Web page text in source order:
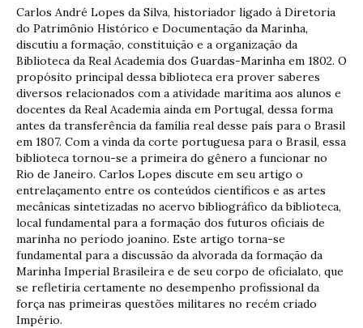
Carlos André Lopes da Silva, historiador ligado à Diretoria
do Patrimônio Histórico e Documentação da Marinha,
discutiu a formação, constituição e a organização da
Biblioteca da Real Academia dos Guardas-Marinha em 1802. O
propósito principal dessa biblioteca era prover saberes
diversos relacionados com a atividade marítima aos alunos e
docentes da Real Academia ainda em Portugal, dessa forma
antes da transferência da família real desse país para o Brasil
em 1807. Com a vinda da corte portuguesa para o Brasil, essa
biblioteca tornou-se a primeira do gênero a funcionar no
Rio de Janeiro. Carlos Lopes discute em seu artigo o
entrelaçamento entre os conteúdos científicos e as artes
mecânicas sintetizadas no acervo bibliográfico da biblioteca,
local fundamental para a formação dos futuros oficiais de
marinha no período joanino. Este artigo torna-se
fundamental para a discussão da alvorada da formação da
Marinha Imperial Brasileira e de seu corpo de oficialato, que
se refletiria certamente no desempenho profissional da
força nas primeiras questões militares no recém criado
Império.